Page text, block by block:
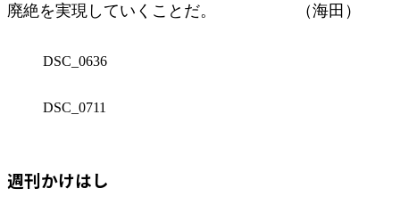
廃絶を実現していくことだ。 （海田）
DSC_0636
DSC_0711
週刊かけはし